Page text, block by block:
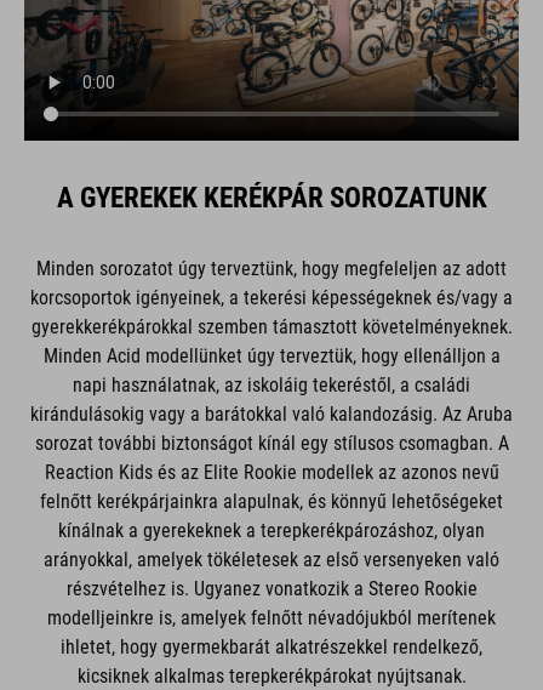
A GYEREKEK KERÉKPÁR SOROZATUNK
Minden sorozatot úgy terveztünk, hogy megfeleljen az adott
korcsoportok igényeinek, a tekerési képességeknek és/vagy a
gyerekkerékpárokkal szemben támasztott követelményeknek.
Minden Acid modellünket úgy terveztük, hogy ellenálljon a
napi használatnak, az iskoláig tekeréstől, a családi
kirándulásokig vagy a barátokkal való kalandozásig. Az Aruba
sorozat további biztonságot kínál egy stílusos csomagban. A
Reaction Kids és az Elite Rookie modellek az azonos nevű
felnőtt kerékpárjainkra alapulnak, és könnyű lehetőségeket
kínálnak a gyerekeknek a terepkerékpározáshoz, olyan
arányokkal, amelyek tökéletesek az első versenyeken való
részvételhez is. Ugyanez vonatkozik a Stereo Rookie
modelljeinkre is, amelyek felnőtt névadójukból merítenek
ihletet, hogy gyermekbarát alkatrészekkel rendelkező,
kicsiknek alkalmas terepkerékpárokat nyújtsanak.